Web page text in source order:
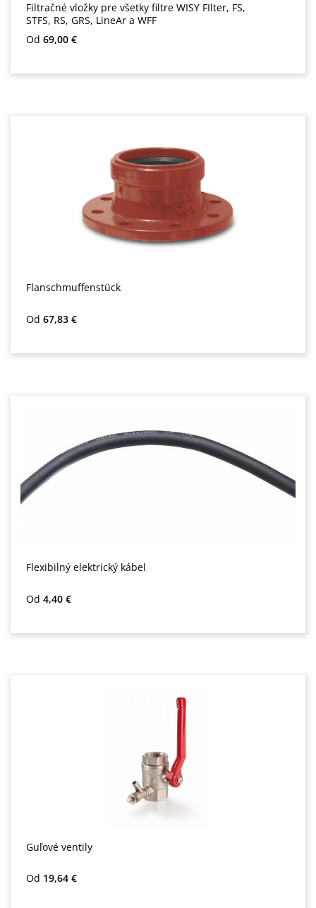
Filtračné vložky pre všetky filtre WISY FIlter, FS,
STFS, RS, GRS, LineAr a WFF
Bežná cena:
Od 69,00 €
Flanschmuffenstück
Bežná cena:
Od 67,83 €
Flexibilný elektrický kábel
Bežná cena:
Od 4,40 €
Guľové ventily
Bežná cena:
Od 19,64 €